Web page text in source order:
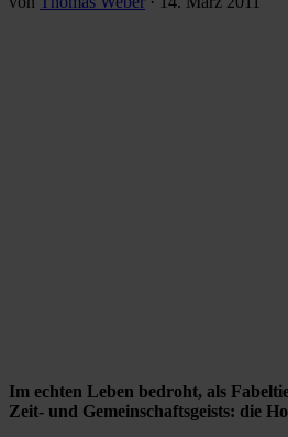
Im echten Leben bedroht, als
Zeit- und Gemeinschaftsgeists: die